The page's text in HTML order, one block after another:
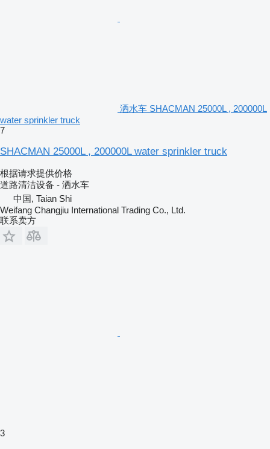
洒水车 SHACMAN 25000L , 200000L
water sprinkler truck
7
SHACMAN 25000L , 200000L water sprinkler truck
根据请求提供价格
道路清洁设备 - 洒水车
中国, Taian Shi
Weifang Changjiu International Trading Co., Ltd.
联系卖方
3